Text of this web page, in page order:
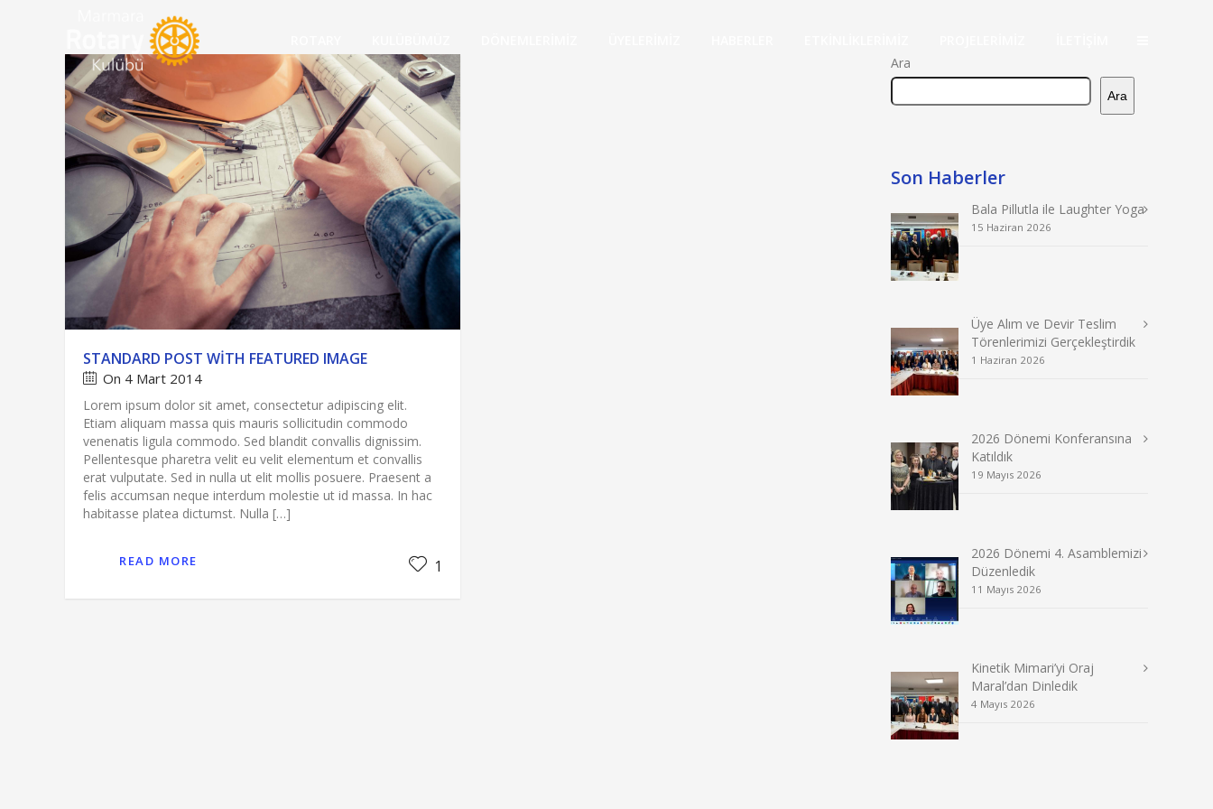
STANDARD POST WITH FEATURED IMAGE
On 4 Mart 2014
Lorem ipsum dolor sit amet, consectetur adipiscing elit.
Etiam aliquam massa quis mauris sollicitudin commodo
venenatis ligula commodo. Sed blandit convallis dignissim.
Pellentesque pharetra velit eu velit elementum et convallis
erat vulputate. Sed in nulla ut elit mollis posuere. Praesent a
felis accumsan neque interdum molestie ut id massa. In hac
habitasse platea dictumst. Nulla […]
READ MORE 1
Ara
Ara
Son Haberler
Bala Pillutla ile Laughter Yoga
15 Haziran 2026
Üye Alım ve Devir Teslim
Törenlerimizi Gerçekleştirdik
1 Haziran 2026
2026 Dönemi Konferansına
Katıldık
19 Mayıs 2026
2026 Dönemi 4. Asamblemizi
Düzenledik
11 Mayıs 2026
Kinetik Mimari’yi Oraj
Maral’dan Dinledik
4 Mayıs 2026